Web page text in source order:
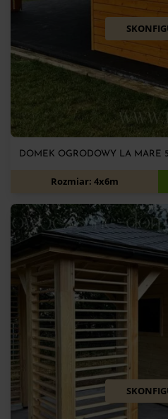
DOMEK OGRODOWY LA MARE
15
Rozmiar: 4x6m